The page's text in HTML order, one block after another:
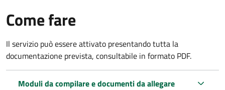
Come fare
Il servizio può essere attivato presentando tutta la
documentazione prevista, consultabile in formato PDF.
Moduli da compilare e documenti da allegare